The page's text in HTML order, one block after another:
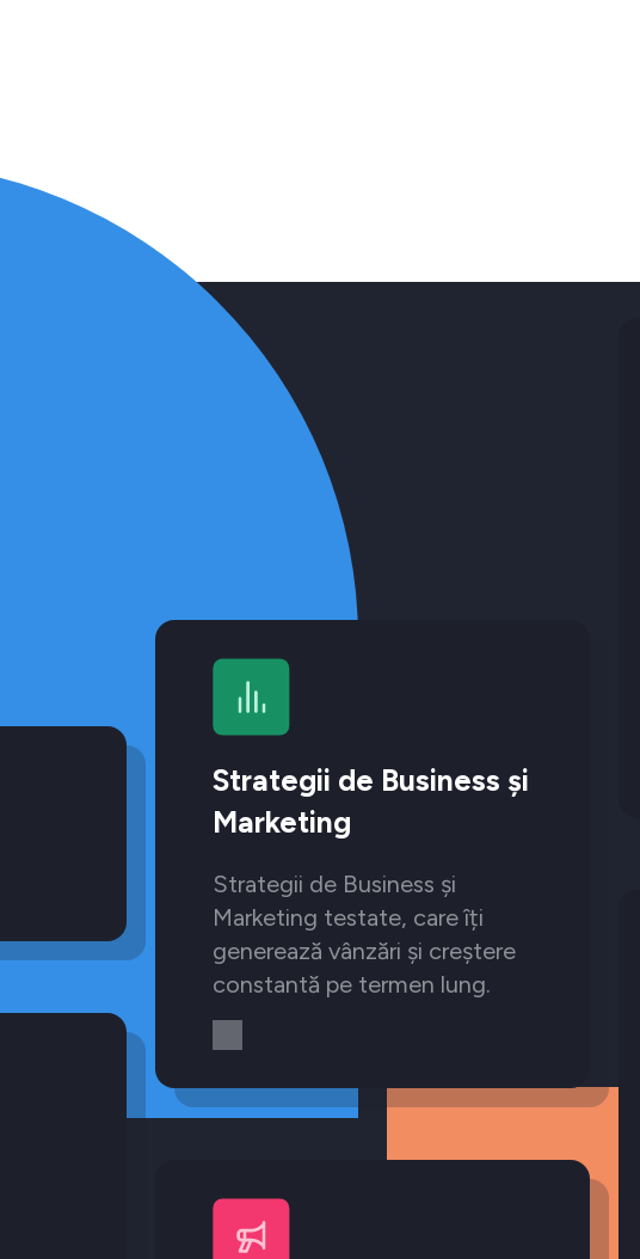
Strategii de Business și
Marketing
Strategii de Business și
Marketing testate, care îți
generează vânzări și creștere
constantă pe termen lung.